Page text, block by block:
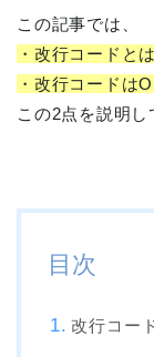
この記事では、
・改行コードと
・改行コードは
この2点を説明し
目次
改行コー